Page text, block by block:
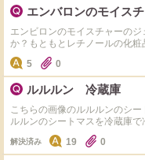
エンバロンのモイス
エンビロンのモイスチャーの
か？もともとレチノールの化
ズを使ってみたのですが、効
か悩んでいます。 を
5 0
ルルルン 冷蔵庫
こちらの画像のルルルンのシ
ルルンのシートマスを冷蔵庫
はしないですか？ また、ルル
はいますか？
解決済み 19 0